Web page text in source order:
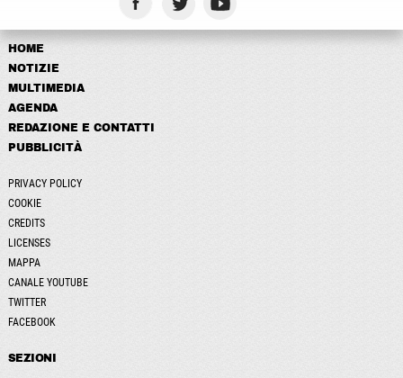
HOME
NOTIZIE
MULTIMEDIA
AGENDA
REDAZIONE E CONTATTI
PUBBLICITÀ
PRIVACY POLICY
COOKIE
CREDITS
LICENSES
MAPPA
CANALE YOUTUBE
TWITTER
FACEBOOK
SEZIONI